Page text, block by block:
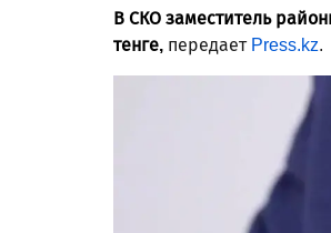
В СКО заместитель
тенге, передает Press.kz.